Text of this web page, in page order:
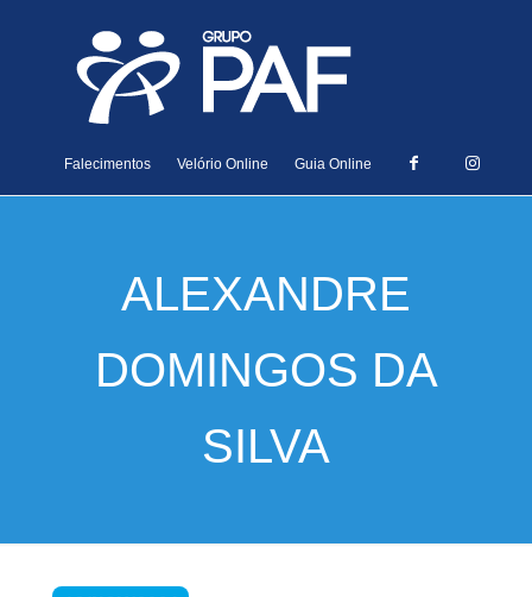
Falecimentos Velório Online Guia Online
ALEXANDRE
DOMINGOS DA
SILVA